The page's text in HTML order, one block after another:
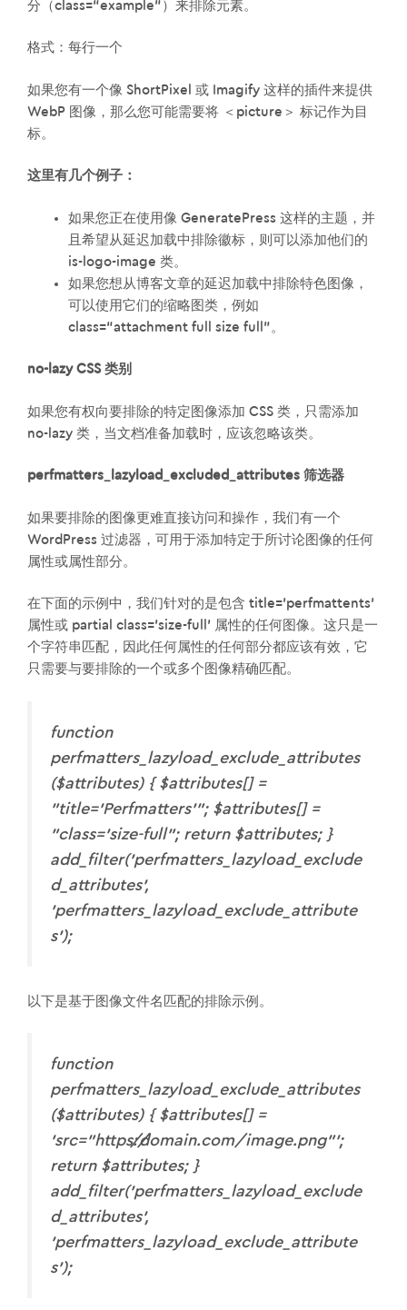
分（class=“example”）来排除元素。
格式：每行一个
如果您有一个像 ShortPixel 或 Imagify 这样的插件来提供
WebP 图像，那么您可能需要将 ＜picture＞ 标记作为目
标。
这里有几个例子：
如果您正在使用像 GeneratePress 这样的主题，并
且希望从延迟加载中排除徽标，则可以添加他们的
is-logo-image 类。
如果您想从博客文章的延迟加载中排除特色图像，
可以使用它们的缩略图类，例如
class=“attachment full size full”。
no-lazy CSS 类别
如果您有权向要排除的特定图像添加 CSS 类，只需添加
no-lazy 类，当文档准备加载时，应该忽略该类。
perfmatters_lazyload_excluded_attributes 筛选器
如果要排除的图像更难直接访问和操作，我们有一个
WordPress 过滤器，可用于添加特定于所讨论图像的任何
属性或属性部分。
在下面的示例中，我们针对的是包含 title='perfmattents'
属性或 partial class='size-full' 属性的任何图像。这只是一
个字符串匹配，因此任何属性的任何部分都应该有效，它
只需要与要排除的一个或多个图像精确匹配。
function
perfmatters_lazyload_exclude_attributes
($attributes) { $attributes[] =
"title='Perfmatters'"; $attributes[] =
"class='size-full"; return $attributes; }
add_filter('perfmatters_lazyload_exclude
d_attributes',
'perfmatters_lazyload_exclude_attribute
s');
以下是基于图像文件名匹配的排除示例。
function
perfmatters_lazyload_exclude_attributes
($attributes) { $attributes[] =
'src="https://domain.com/image.png"';
return $attributes; }
add_filter('perfmatters_lazyload_exclude
d_attributes',
'perfmatters_lazyload_exclude_attribute
s');